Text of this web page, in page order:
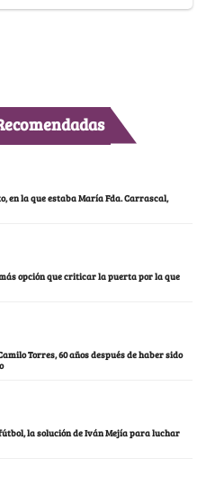
en la que estaba María Fda. Carrascal,
opción que criticar la puerta por la que
Torres, 60 años después de haber sido
la solución de Iván Mejía para luchar